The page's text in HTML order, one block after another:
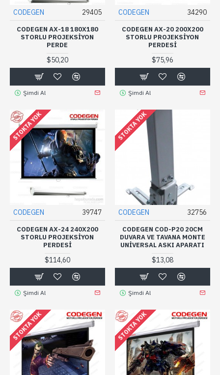
CODEGEN 29405
CODEGEN AX-18 180X180
STORLU PROJEKSIYON
PERDE
$50,20
Şimdi Al
CODEGEN 34290
CODEGEN AX-20 200X200
STORLU PROJEKSIYON
PERDESI
$75,96
Şimdi Al
STOKTA YOK
CODEGEN 39747
CODEGEN AX-24 240X200
STORLU PROJEKSIYON
PERDESI
$114,60
Şimdi Al
STOKTA YOK
CODEGEN 32756
CODEGEN COD-P20 20CM
DUVARA VE TAVANA MONTE
UNIVERSAL ASKI APARATI
$13,08
Şimdi Al
STOKTA YOK STOKTA YOK